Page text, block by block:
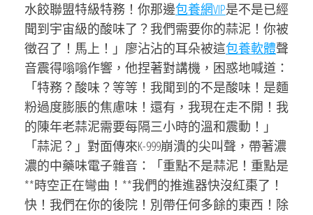
水餃聯盟特級特務！你那邊包養網VIP是不是已經
聞到宇宙級的酸味了？我們需要你的蒜泥！你被
徵召了！馬上！」廖沾沾的耳朵被這包養軟體聲
音震得嗡嗡作響，他捏著對講機，困惑地喊道：
「特務？酸味？等等！我聞到的不是酸味！是麵
粉過度膨脹的焦慮味！還有，我現在走不開！我
的陳年老蒜泥需要每隔三小時的溫和震動！」
「蒜泥？」對面傳來K-999崩潰的尖叫聲，帶著濃
濃的中藥味電子雜音：「重點不是蒜泥！重點是
**時空正在彎曲！**我們的推進器快沒紅棗了！
快！我們在你的後院！別帶任何多餘的東西！除